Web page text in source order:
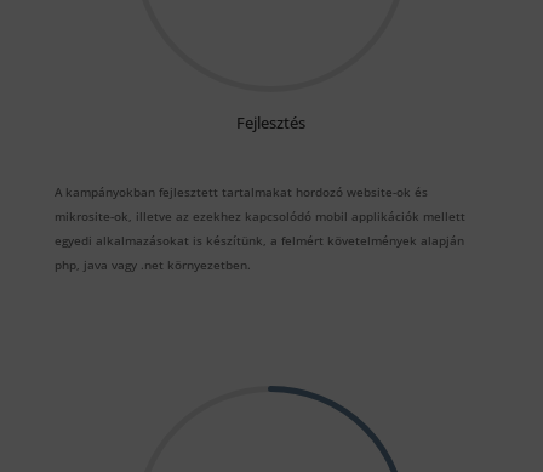
Fejlesztés
A kampányokban fejlesztett tartalmakat hordozó website-ok és
mikrosite-ok, illetve az ezekhez kapcsolódó mobil applikációk mellett
egyedi alkalmazásokat is készítünk, a felmért követelmények alapján
php, java vagy .net környezetben.